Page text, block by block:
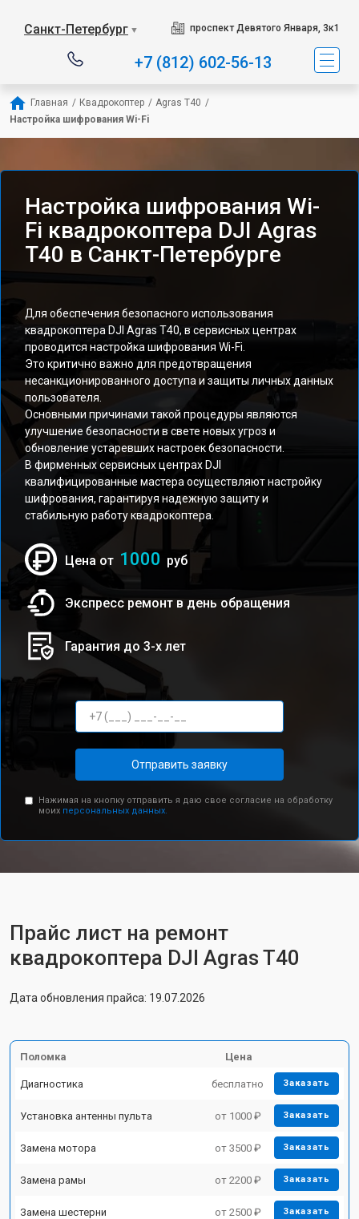
Санкт-Петербург ▼ проспект Девятого Января, 3к1
+7 (812) 602-56-13
Главная / Квадрокоптер / Agras T40 /
Настройка шифрования Wi-Fi
Настройка шифрования Wi-
Fi квадрокоптера DJI Agras
T40 в Санкт-Петербурге
Для обеспечения безопасного использования
квадрокоптера DJI Agras T40, в сервисных центрах
проводится настройка шифрования Wi-Fi.
Это критично важно для предотвращения
несанкционированного доступа и защиты личных данных
пользователя.
Основными причинами такой процедуры являются
улучшение безопасности в свете новых угроз и
обновление устаревших настроек безопасности.
В фирменных сервисных центрах DJI
квалифицированные мастера осуществляют настройку
шифрования, гарантируя надежную защиту и
стабильную работу квадрокоптера.
Цена от 1000 руб
Экспресс ремонт в день обращения
Гарантия до 3-х лет
Отправить заявку
Нажимая на кнопку отправить я даю свое согласие на обработку
моих персональных данных.
Прайс лист на ремонт
квадрокоптера DJI Agras T40
Дата обновления прайса: 19.07.2026
Поломка Цена
Диагностика бесплатно Заказать
Установка антенны пульта от 1000 ₽ Заказать
Замена мотора от 3500 ₽ Заказать
Замена рамы от 2200 ₽ Заказать
Замена шестерни от 2500 ₽ Заказать